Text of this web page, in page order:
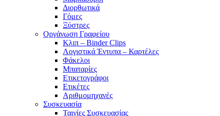
Διορθωτικά
Γόμες
Ξύστρες
Οργάνωση Γραφείου
Κλιπ – Binder Clips
Λογιστικά Έντυπα – Καρτέλες
Φάκελοι
Μπαταρίες
Ετικετογράφοι
Ετικέτες
Αριθμομηχανές
Συσκευασία
Ταινίες Συσκευασίας